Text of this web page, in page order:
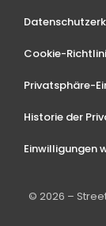
Cookie-
Privatsphäre-
Historie der
Einwilligungen
© 2026 –